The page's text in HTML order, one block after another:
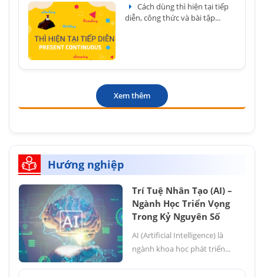
Cách dùng thì hiện tại tiếp
diễn, công thức và bài tập...
Xem thêm
Hướng nghiệp
Trí Tuệ Nhân Tạo (AI) –
Ngành Học Triển Vọng
Trong Kỷ Nguyên Số
AI (Artificial Intelligence) là
ngành khoa học phát triển...